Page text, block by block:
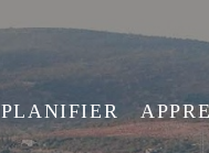
PLANIFIER